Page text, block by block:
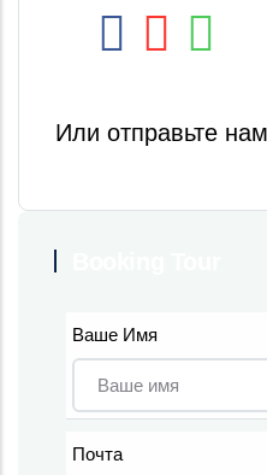
Или отправьте
Ваше Имя
Почта